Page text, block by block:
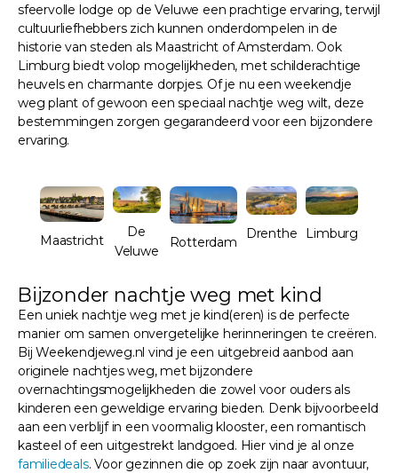
sfeervolle lodge op de Veluwe een prachtige ervaring, terwijl
cultuurliefhebbers zich kunnen onderdompelen in de
historie van steden als Maastricht of Amsterdam. Ook
Limburg biedt volop mogelijkheden, met schilderachtige
heuvels en charmante dorpjes. Of je nu een weekendje
weg plant of gewoon een speciaal nachtje weg wilt, deze
bestemmingen zorgen gegarandeerd voor een bijzondere
ervaring.
Maastricht
De
Veluwe
Rotterdam
Drenthe Limburg
Bijzonder nachtje weg met kind
Een uniek nachtje weg met je kind(eren) is de perfecte
manier om samen onvergetelijke herinneringen te creëren.
Bij Weekendjeweg.nl vind je een uitgebreid aanbod aan
originele nachtjes weg, met bijzondere
overnachtingsmogelijkheden die zowel voor ouders als
kinderen een geweldige ervaring bieden. Denk bijvoorbeeld
aan een verblijf in een voormalig klooster, een romantisch
kasteel of een uitgestrekt landgoed. Hier vind je al onze
familiedeals. Voor gezinnen die op zoek zijn naar avontuur,